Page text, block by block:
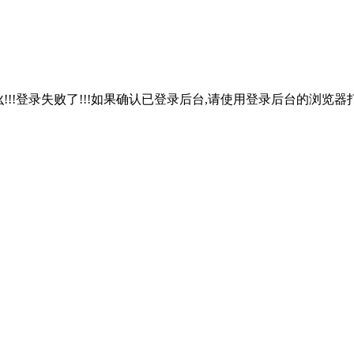
!!!登录失败了!!!如果确认已登录后台,请使用登录后台的浏览器